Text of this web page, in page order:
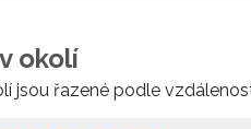
okolí
jsou řazené podle